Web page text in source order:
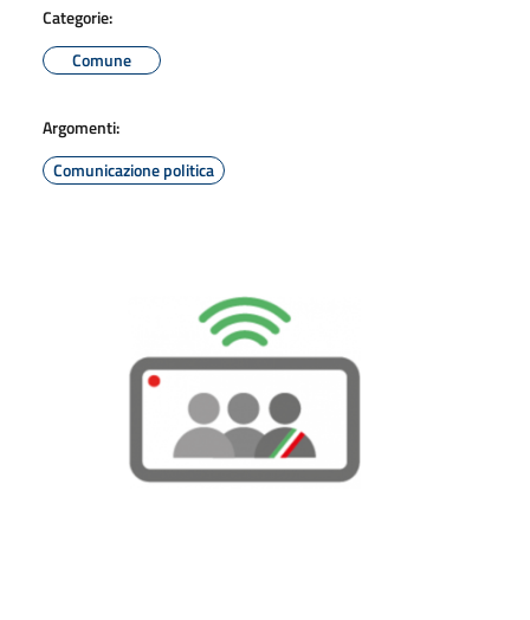
Categorie:
Comune
Argomenti:
Comunicazione politica